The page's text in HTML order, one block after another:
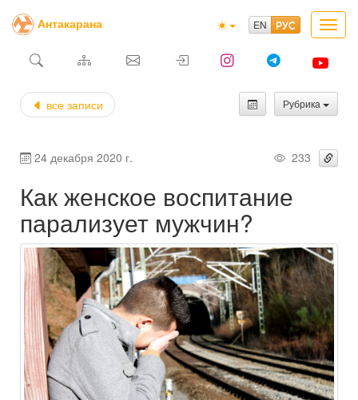
Антакарана
Рубрика
все записи
24 декабря 2020 г. 233
Как женское воспитание
парализует мужчин?